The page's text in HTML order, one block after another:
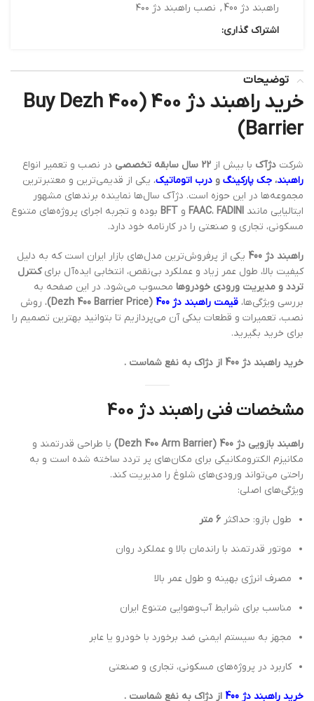
راهبند دژ 400
, نصب راهبند دژ ۴۰۰
اشتراک گذاری:
توضیحات
خرید راهبند دژ 400 (Buy Dezh 400
Barrier)
شرکت دژآک با بیش از 22 سال سابقه تخصصی
در نصب و تعمیر انواع
راهبند، جک پارکینگ و درب اتوماتیک، یکی از قدیمی‌ترین و معتبرترین
مجموعه‌ها در این حوزه است. دژآک سال‌ها نماینده برندهای مشهور
ایتالیایی مانند
FAAC، FADINI و BFT بوده و تجربه اجرای پروژه‌های متنوع
مسکونی، تجاری و صنعتی را در کارنامه خود دارد.
راهبند دژ 400
یکی از پرفروش‌ترین مدل‌های بازار ایران است که به دلیل
کیفیت بالا، طول عمر زیاد و عملکرد بی‌نقص، انتخابی ایده‌آل برایکنترل
تردد و مدیریت ورودی خودروها محسوب می‌شود. در این صفحه به
بررسی ویژگی‌ها، قیمت راهبند دژ 400 (Dezh 400 Barrier Price)
، روش
نصب، تعمیرات و قطعات یدکی آن می‌پردازیم تا بتوانید بهترین تصمیم را
برای خرید بگیرید.
خرید راهبند دژ 400 از دژاک به نفع شماست .
مشخصات فنی راهبند دژ 400
راهبند بازویی دژ 400 (Dezh 400 Arm Barrier)
با طراحی قدرتمند و
مکانیزم الکترومکانیکی برای مکان‌های پر تردد ساخته شده است و به
راحتی می‌تواند ورودی‌های شلوغ را مدیریت کند.
ویژگی‌های اصلی:
طول بازو: حداکثر 6 متر
موتور قدرتمند با راندمان بالا و عملکرد روان
مصرف انرژی بهینه و طول عمر بالا
مناسب برای شرایط آب‌وهوایی متنوع ایران
مجهز به سیستم ایمنی ضد برخورد با خودرو یا عابر
کاربرد در پروژه‌های مسکونی، تجاری و صنعتی
خرید راهبند دژ 400 از دژاک به نفع شماست .